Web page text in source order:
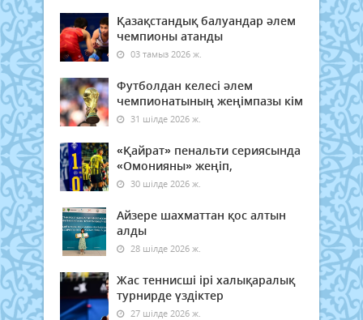
Қазақстандық балуандар әлем
чемпионы атанды
03 тамыз 2026 ж.
Футболдан келесі әлем
чемпионатының жеңімпазы кім
31 шілде 2026 ж.
«Қайрат» пенальти сериясында
«Омонияны» жеңіп,
30 шілде 2026 ж.
Айзере шахматтан қос алтын
алды
28 шілде 2026 ж.
Жас теннисші ірі халықаралық
турнирде үздіктер
27 шілде 2026 ж.